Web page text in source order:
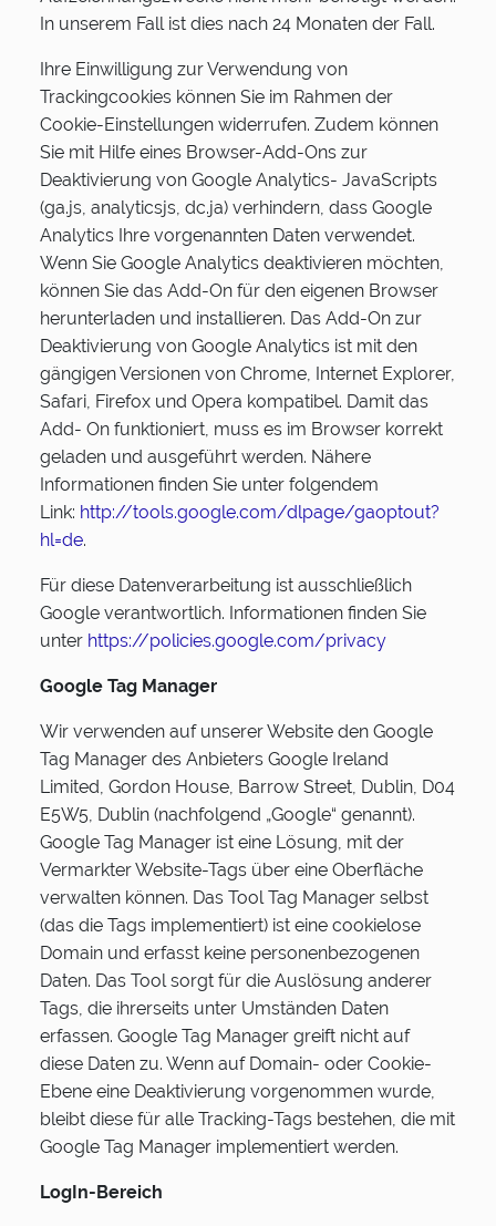
In unserem Fall ist dies nach 24 Monaten der Fall.
Ihre Einwilligung zur Verwendung von
Trackingcookies können Sie im Rahmen der
Cookie-Einstellungen widerrufen. Zudem können
Sie mit Hilfe eines Browser-Add-Ons zur
Deaktivierung von Google Analytics- JavaScripts
(ga.js, analyticsjs, dc.ja) verhindern, dass Google
Analytics Ihre vorgenannten Daten verwendet.
Wenn Sie Google Analytics deaktivieren möchten,
können Sie das Add-On für den eigenen Browser
herunterladen und installieren. Das Add-On zur
Deaktivierung von Google Analytics ist mit den
gängigen Versionen von Chrome, Internet Explorer,
Safari, Firefox und Opera kompatibel. Damit das
Add- On funktioniert, muss es im Browser korrekt
geladen und ausgeführt werden. Nähere
Informationen finden Sie unter folgendem
Link: http://tools.google.com/dlpage/gaoptout?
hl=de.
Für diese Datenverarbeitung ist ausschließlich
Google verantwortlich. Informationen finden Sie
unter https://policies.google.com/privacy
Google Tag Manager
Wir verwenden auf unserer Website den Google
Tag Manager des Anbieters Google Ireland
Limited, Gordon House, Barrow Street, Dublin, D04
E5W5, Dublin (nachfolgend „Google“ genannt).
Google Tag Manager ist eine Lösung, mit der
Vermarkter Website-Tags über eine Oberfläche
verwalten können. Das Tool Tag Manager selbst
(das die Tags implementiert) ist eine cookielose
Domain und erfasst keine personenbezogenen
Daten. Das Tool sorgt für die Auslösung anderer
Tags, die ihrerseits unter Umständen Daten
erfassen. Google Tag Manager greift nicht auf
diese Daten zu. Wenn auf Domain- oder Cookie-
Ebene eine Deaktivierung vorgenommen wurde,
bleibt diese für alle Tracking-Tags bestehen, die mit
Google Tag Manager implementiert werden.
LogIn-Bereich